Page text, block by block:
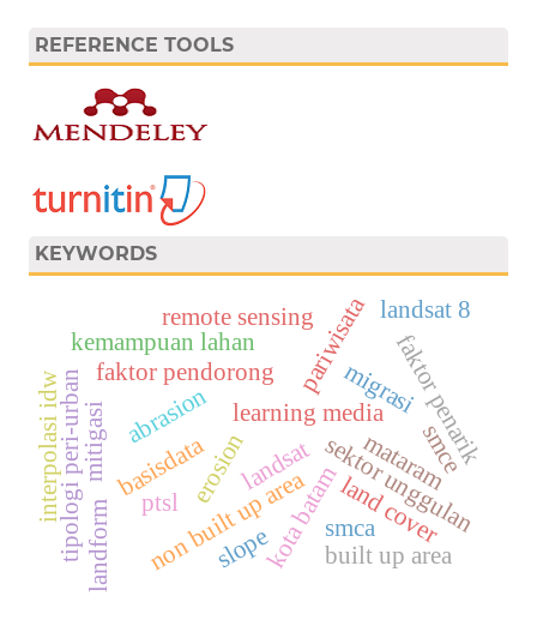
REFERENCE TOOLS
KEYWORDS
learning media
basisdata
migrasi
faktor pendorong faktor penarik
kota batamsektor unggulan
ptsl land cover
built up area
non built up area
kemampuan lahan
tipologi peri-urban
pariwisata landsat 8
remote sensing
landsat
abrasion
landform
erosion mataram
interpolasi idw mitigasi smce
slope smca